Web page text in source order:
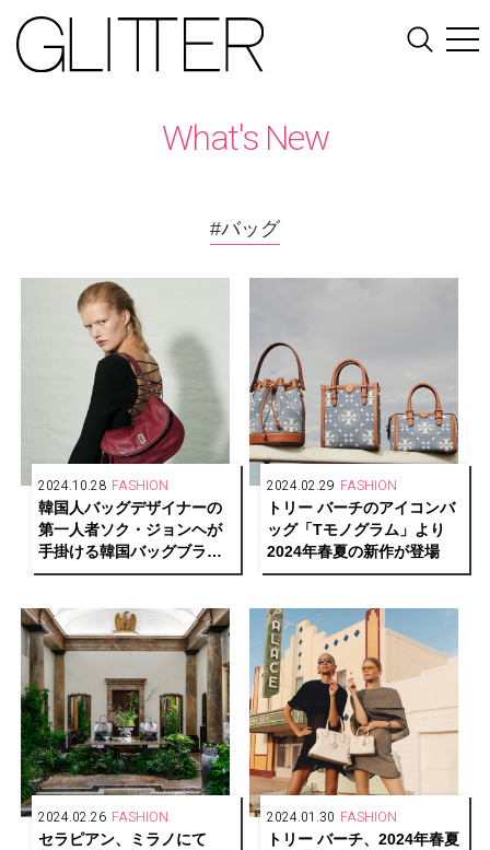
What's New
#バッグ
2024.10.28 FASHION
韓国人バッグデザイナーの
第一人者ソク・ジョンヘが
手掛ける韓国バッグブラン
ド「vunque（ブンク）」
2024.02.29 FASHION
トリー バーチのアイコンバ
ッグ「Tモノグラム」より
2024年春夏の新作が登場
2024.02.26 FASHION
セラピアン、ミラノにて
2024.01.30 FASHION
トリー バーチ、2024年春夏